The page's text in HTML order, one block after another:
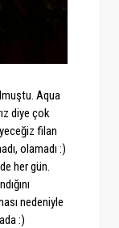
Aqua
diye çok
filan
olamadı :)
her gün.
nedeniyle
:)